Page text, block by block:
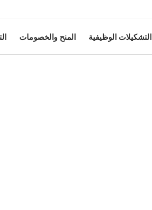
المنح والخصومات التشكيلات الوظيفية